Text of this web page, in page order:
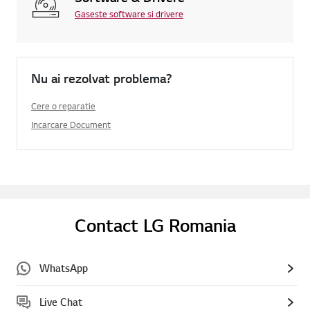
Gaseste software si drivere
Nu ai rezolvat problema?
Cere o reparatie
Incarcare Document
Contact LG Romania
WhatsApp
Live Chat